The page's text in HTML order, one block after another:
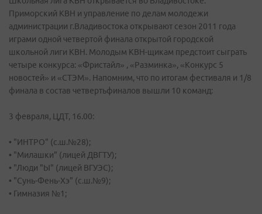
Приморский КВН и управление по делам молодежи
администрации г.Владивостока открывают сезон 2011 года
играми одной четвертой финала открытой городской
школьной лиги КВН. Молодым КВН-щикам предстоит сыграть
четыре конкурса: «Фристайл» , «Разминка», «Конкурс 5
новостей» и «СТЭМ». Напомним, что по итогам фестиваля и 1/8
финала в состав четвертьфиналов вышли 10 команд:
3 февраля, ЦДТ, 16.00:
• "ИНТРО" (с.ш.№28);
• "Милашки" (лицей ДВГТУ);
• "Люди "Ы" (лицей ВГУЭС);
• "Сунь-Фень-Хэ" (с.ш.№9);
• Гимназия №1;